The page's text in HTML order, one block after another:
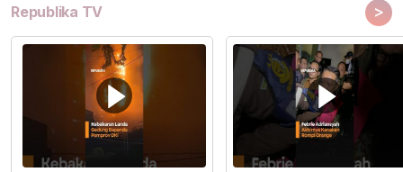
Republika TV >